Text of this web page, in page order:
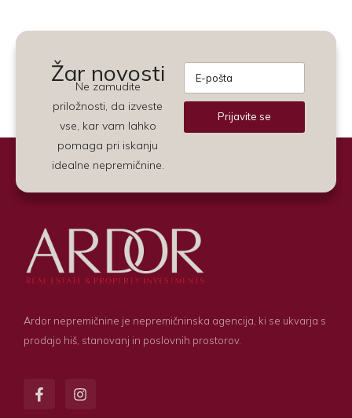
Žar novosti
Ne zamudite
priložnosti, da izveste
vse, kar vam lahko
pomaga pri iskanju
idealne nepremičnine.
Prijavite se
Ardor nepremičnine je nepremičninska agencija, ki se ukvarja s
prodajo hiš, stanovanj in poslovnih prostorov.